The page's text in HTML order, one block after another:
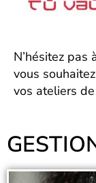
N’hésitez pas
vous
vos ateliers